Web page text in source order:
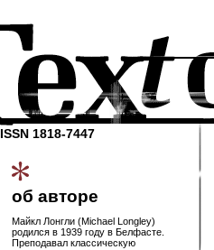
ISSN 1818-7447
об авторе
Майкл Лонгли (Michael Longley)
родился в 1939 году в Белфасте.
Преподавал классическую